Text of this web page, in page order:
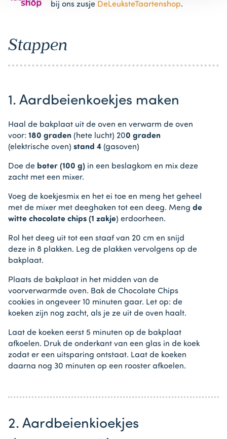
bij ons zusje DeLeuksteTaartenshop.
Stappen
1. Aardbeienkoekjes maken
Haal de bakplaat uit de oven en verwarm de oven
voor: 180 graden (hete lucht) 200 graden
(elektrische oven) stand 4 (gasoven)
Doe de boter (100 g) in een beslagkom en mix deze
zacht met een mixer.
Voeg de koekjesmix en het ei toe en meng het geheel
met de mixer met deeghaken tot een deeg. Meng de
witte chocolate chips (1 zakje) erdoorheen.
Rol het deeg uit tot een staaf van 20 cm en snijd
deze in 8 plakken. Leg de plakken vervolgens op de
bakplaat.
Plaats de bakplaat in het midden van de
voorverwarmde oven. Bak de Chocolate Chips
cookies in ongeveer 10 minuten gaar. Let op: de
koeken zijn nog zacht, als je ze uit de oven haalt.
Laat de koeken eerst 5 minuten op de bakplaat
afkoelen. Druk de onderkant van een glas in de koek
zodat er een uitsparing ontstaat. Laat de koeken
daarna nog 30 minuten op een rooster afkoelen.
2. Aardbeienkioekjes